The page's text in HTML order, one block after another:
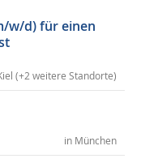
w/d) für einen
(+2 weitere Standorte)
in München